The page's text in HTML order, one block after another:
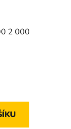
2 000